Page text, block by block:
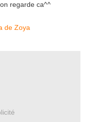
regarde ca^^